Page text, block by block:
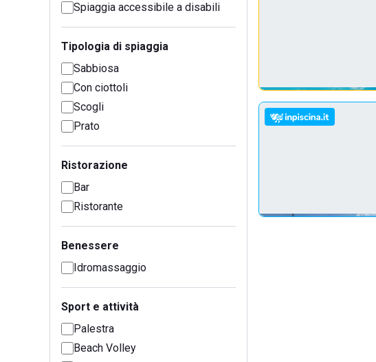
Spiaggia accessibile a disabili
Tipologia di spiaggia
Sabbiosa
Con ciottoli
Scogli
Prato
Ristorazione
Bar
Ristorante
Benessere
Idromassaggio
Sport e attività
Palestra
Beach Volley